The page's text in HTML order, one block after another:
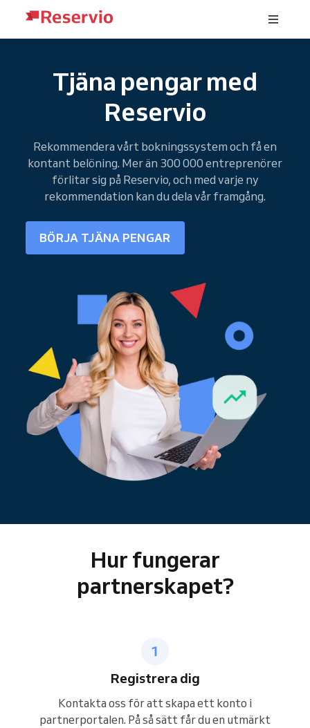
Tjäna pengar med
Reservio
Rekommendera vårt bokningssystem och få en
kontant belöning. Mer än 300 000 entreprenörer
förlitar sig på Reservio, och med varje ny
rekommendation kan du dela vår framgång.
BÖRJA TJÄNA PENGAR
Hur fungerar
partnerskapet?
Registrera dig
Kontakta oss för att skapa ett konto i
partnerportalen. På så sätt får du en utmärkt